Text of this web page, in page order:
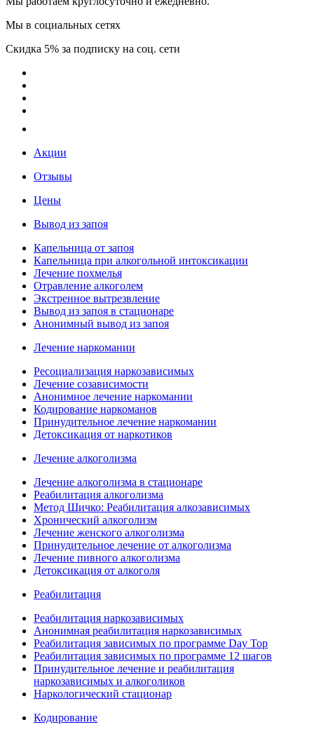
Мы в социальных сетях
Скидка 5% за подписку на соц. сети
Акции
Отзывы
Цены
Вывод из запоя
Капельница от запоя
Капельница при алкогольной интоксикации
Лечение похмелья
Отравление алкоголем
Экстренное вытрезвление
Вывод из запоя в стационаре
Анонимный вывод из запоя
Лечение наркомании
Ресоциализация наркозависимых
Лечение созависимости
Анонимное лечение наркомании
Кодирование наркоманов
Принудительное лечение наркомании
Детоксикация от наркотиков
Лечение алкоголизма
Лечение алкоголизма в стационаре
Реабилитация алкоголизма
Метод Шичко: Реабилитация алкозависимых
Хронический алкоголизм
Лечение женского алкоголизма
Принудительное лечение от алкоголизма
Лечение пивного алкоголизма
Детоксикация от алкоголя
Реабилитация
Реабилитация наркозависимых
Анонимная реабилитация наркозависимых
Реабилитация зависимых по программе Day Top
Реабилитация зависимых по программе 12 шагов
Принудительное лечение и реабилитация
наркозависимых и алкоголиков
Наркологический стационар
Кодирование